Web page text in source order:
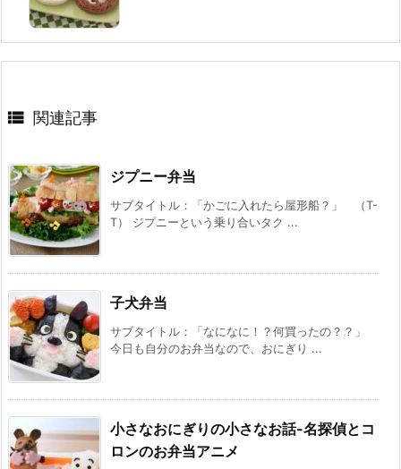
 関連記事
ジプニー弁当
サブタイトル：「かごに入れたら屋形船？」 （T-
T） ジプニーという乗り合いタク ...
子犬弁当
サブタイトル：「なになに！？何買ったの？？」
今日も自分のお弁当なので、おにぎり ...
小さなおにぎりの小さなお話-名探偵とコ
ロンのお弁当アニメ